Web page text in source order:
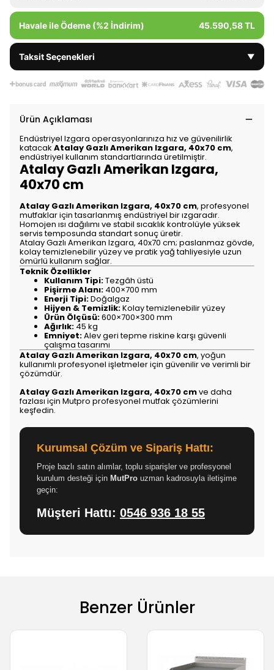
Havale ile Ödeme (%2 İndirim) 45.590,58 TL
Taksit Seçenekleri ▼
Ürün Açıklaması
Endüstriyel Izgara operasyonlarınıza hız ve güvenilirlik
katacak Atalay Gazlı Amerikan Izgara, 40x70 cm,
endüstriyel kullanım standartlarında üretilmiştir.
Atalay Gazlı Amerikan Izgara,
40x70 cm
Atalay Gazlı Amerikan Izgara, 40x70 cm, profesyonel
mutfaklar için tasarlanmış endüstriyel bir ızgaradır.
Homojen ısı dağılımı ve stabil sıcaklık kontrolüyle yüksek
servis temposunda standart sonuç üretir.
Atalay Gazlı Amerikan Izgara, 40x70 cm; paslanmaz gövde,
kolay temizlenebilir yüzey ve pratik yağ tahliyesiyle uzun
ömürlü kullanım sağlar.
Teknik Özellikler
Kullanım Tipi:Tezgâh üstü
Pişirme Alanı: 400×700 mm
Enerji Tipi:Doğalgaz
Hijyen & Temizlik:Kolay temizlenebilir yüzey
Ürün Ölçüsü:600×700×300 mm
Ağırlık: 45 kg
Emniyet:Alev geri tepme riskine karşı güvenli
çalışma tasarımı
Atalay Gazlı Amerikan Izgara, 40x70 cm, yoğun
kullanımlı profesyonel işletmeler için güvenilir ve verimli bir
çözümdür.
Atalay Gazlı Amerikan Izgara, 40x70 cmve daha
fazlası için Mutpro profesyonel mutfak çözümlerini
keşfedin.
Kurumsal Çözüm ve Sipariş Hattı:
Proje bazlı satın alımlar, toplu siparişler ve profesyonel
kurulum desteği için MutPro uzman kadrosuyla iletişime
geçin:
Müşteri Hattı: 0546 936 18 55
Benzer Ürünler